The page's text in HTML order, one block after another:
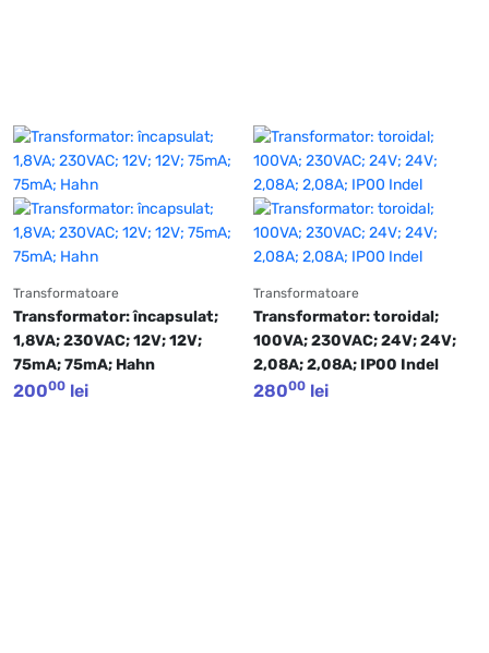
Transformatoare
Transformator: încapsulat;
1,8VA; 230VAC; 12V; 12V;
75mA; 75mA; Hahn
20000 lei
Transformatoare
Transformator: toroidal;
100VA; 230VAC; 24V; 24V;
2,08A; 2,08A; IP00 Indel
28000 lei